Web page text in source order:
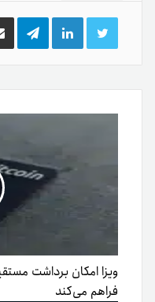
توییتر لینکدینتلگرام
ویزا امکان برداشت
فراهم می‌کند